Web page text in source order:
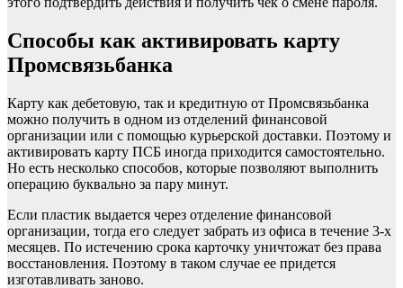
Способы как активировать карту
Промсвязьбанка
Карту как дебетовую, так и кредитную от Промсвязьбанка
можно получить в одном из отделений финансовой
организации или с помощью курьерской доставки. Поэтому и
активировать карту ПСБ иногда приходится самостоятельно.
Но есть несколько способов, которые позволяют выполнить
операцию буквально за пару минут.
Если пластик выдается через отделение финансовой
организации, тогда его следует забрать из офиса в течение 3-х
месяцев. По истечению срока карточку уничтожат без права
восстановления. Поэтому в таком случае ее придется
изготавливать заново.